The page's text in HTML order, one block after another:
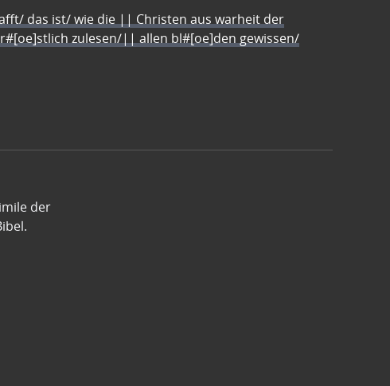
das ist/ wie die || Christen aus warheit der
zulesen/|| allen bl#[oe]den gewissen/
der